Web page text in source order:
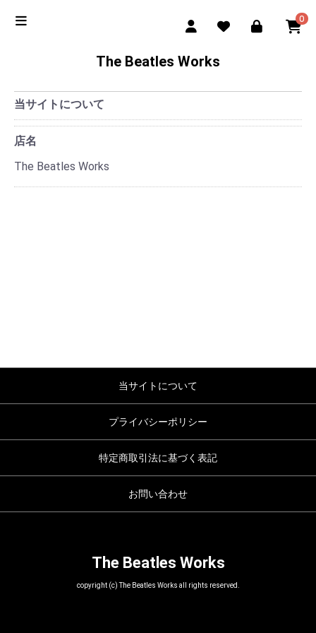
0
The Beatles Works
当サイトについて
店名
The Beatles Works
当サイトについて
プライバシーポリシー
特定商取引法に基づく表記
お問い合わせ
The Beatles Works
copyright (c) The Beatles Works all rights reserved.